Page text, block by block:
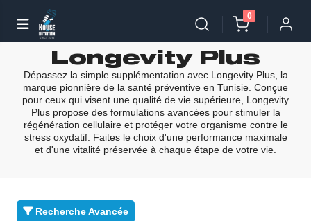
0
Longevity Plus
Dépassez la simple supplémentation avec Longevity Plus, la
marque pionnière de la santé préventive en Tunisie. Conçue
pour ceux qui visent une qualité de vie supérieure, Longevity
Plus propose des formulations avancées pour stimuler la
régénération cellulaire et protéger votre organisme contre le
stress oxydatif. Faites le choix d'une performance maximale
et d'une vitalité préservée à chaque étape de votre vie.
Recherche Avancée